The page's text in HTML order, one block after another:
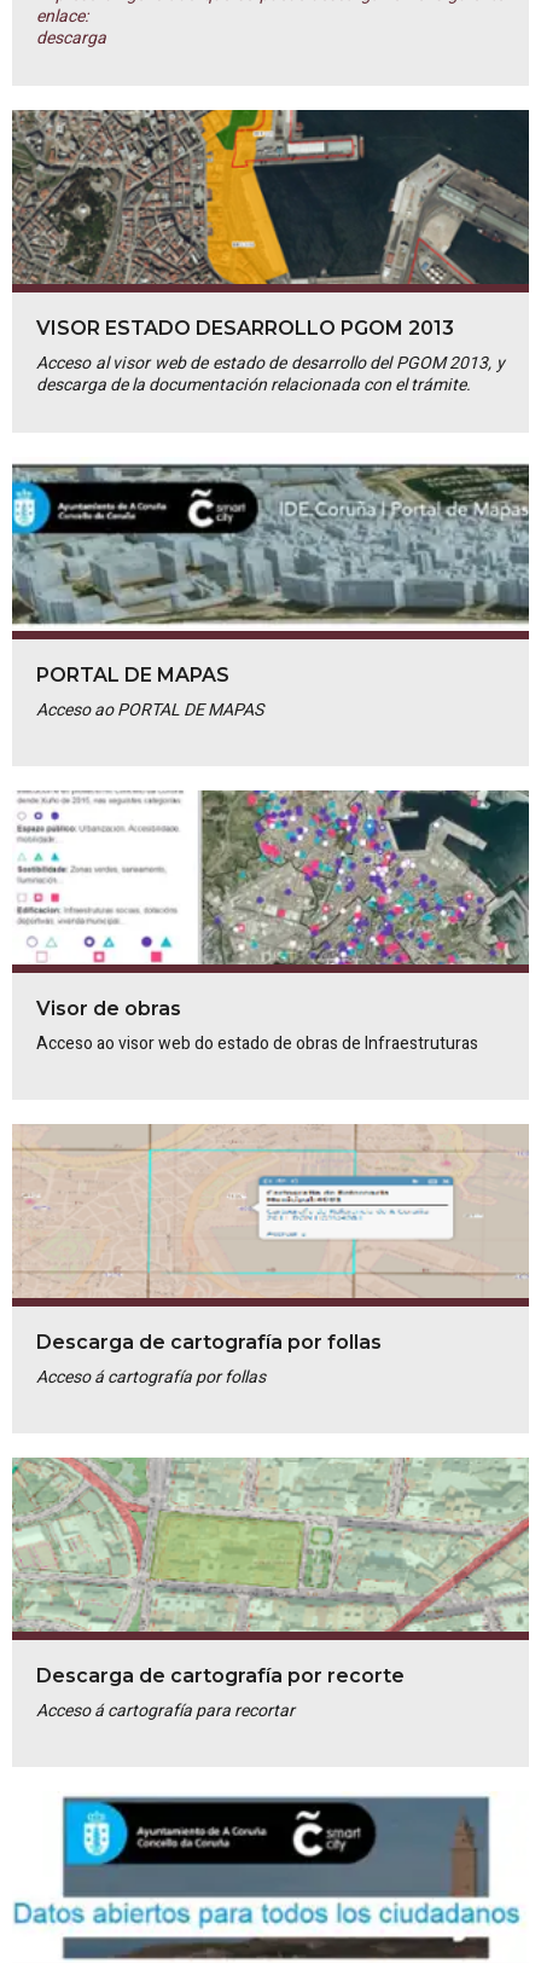
enlace:
descarga
VISOR ESTADO DESARROLLO PGOM 2013
Acceso al visor web de estado de desarrollo del PGOM 2013, y
descarga de la documentación relacionada con el trámite.
PORTAL DE MAPAS
Acceso ao PORTAL DE MAPAS
Visor de obras
Acceso ao visor web do estado de obras de Infraestruturas
Descarga de cartografía por follas
Acceso á cartografía por follas
Descarga de cartografía por recorte
Acceso á cartografía para recortar